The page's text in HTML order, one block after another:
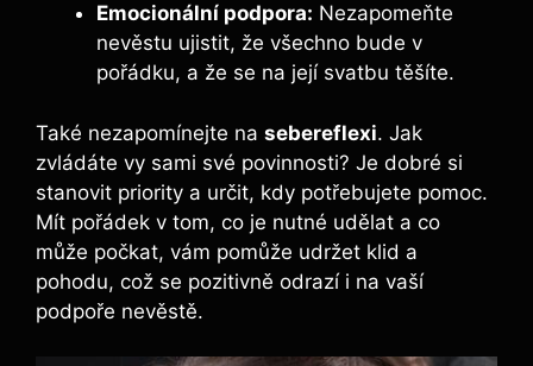
Emocionální‍ podpora: Nezapomeňte
nevěstu ujistit, že všechno bude v
pořádku, a že se na její svatbu těšíte.
Také⁢ nezapomínejte na sebereflexi. Jak
zvládáte vy sami‍ své povinnosti? Je dobré si
stanovit ⁢priority⁣ a určit, kdy ⁢potřebujete ⁢pomoc.
Mít pořádek​ v tom, co je⁣ nutné udělat a co
může počkat, vám⁢ pomůže udržet klid a
pohodu, což se ⁤pozitivně odrazí ‌i na vaší
podpoře nevěstě.